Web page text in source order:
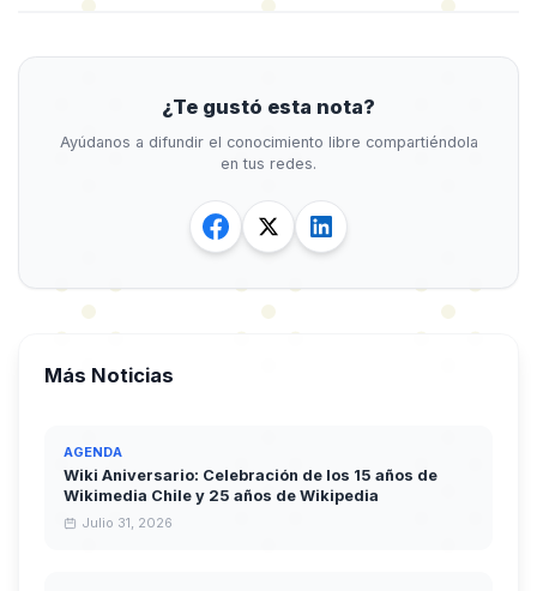
¿Te gustó esta nota?
Ayúdanos a difundir el conocimiento libre compartiéndola
en tus redes.
Más Noticias
AGENDA
Wiki Aniversario: Celebración de los 15 años de
Wikimedia Chile y 25 años de Wikipedia
Julio 31, 2026